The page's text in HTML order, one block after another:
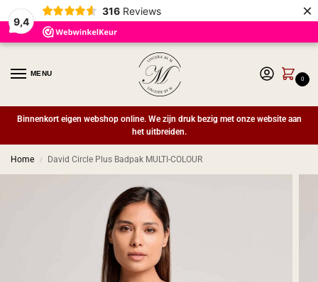
9,4
316 Reviews ×
MENU
0
Binnenkort eigen webshop online. We zijn druk bezig met onze website aan
het uitbreiden.
Home / David Circle Plus Badpak MULTI-COLOUR